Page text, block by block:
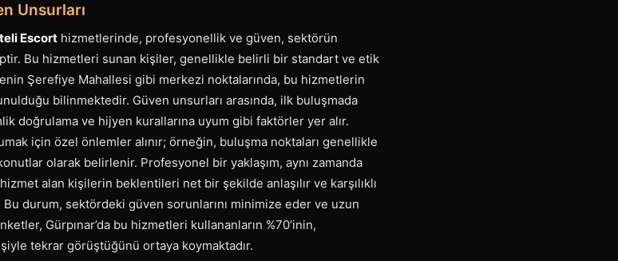
Unsurları
Escort hizmetlerinde, profesyonellik ve güven, sektörün
Bu hizmetleri sunan kişiler, genellikle belirli bir standart ve etik
Şerefiye Mahallesi gibi merkezi noktalarında, bu hizmetlerin
bilinmektedir. Güven unsurları arasında, ilk buluşmada
doğrulama ve hijyen kurallarına uyum gibi faktörler yer alır.
için özel önlemler alınır; örneğin, buluşma noktaları genellikle
olarak belirlenir. Profesyonel bir yaklaşım, aynı zamanda
alan kişilerin beklentileri net bir şekilde anlaşılır ve karşılıklı
durum, sektördeki güven sorunlarını minimize eder ve uzun
Gürpınar’da bu hizmetleri kullananların %70’inin,
tekrar görüştüğünü ortaya koymaktadır.